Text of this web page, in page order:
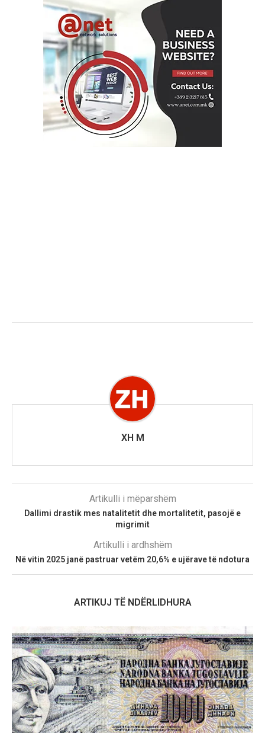
XH M
Artikulli i mëparshëm
Dallimi drastik mes natalitetit dhe mortalitetit, pasojë e
migrimit
Artikulli i ardhshëm
Në vitin 2025 janë pastruar vetëm 20,6% e ujërave të ndotura
ARTIKUJ TË NDËRLIDHURA